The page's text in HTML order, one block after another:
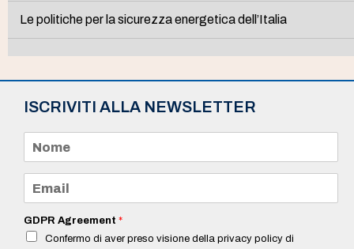
Le politiche per la sicurezza energetica dell’Italia
ISCRIVITI ALLA NEWSLETTER
m
e
a
i
*
GDPR Agreement *
Confermo di aver preso visione della privacy policy di